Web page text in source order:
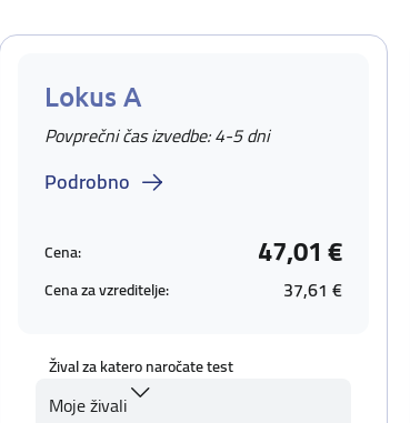
Lokus A
Povprečni čas izvedbe: 4-5 dni
Podrobno
Cena: 47,01 €
Cena za vzreditelje: 37,61 €
Žival za katero naročate test
Moje živali